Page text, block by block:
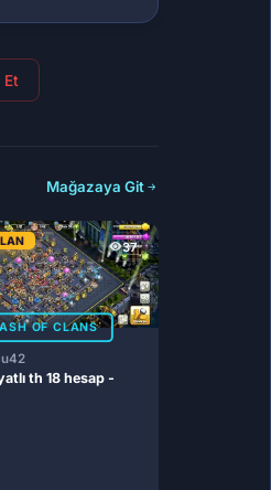
Et
Mağazaya Git
37
OF CLANS
th 18 hesap -